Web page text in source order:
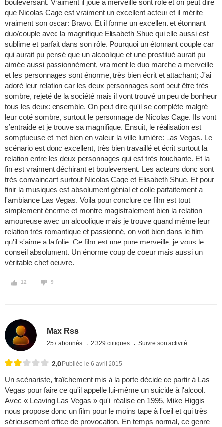
bouleversant. Vraiment il joue a merveille sont rôle et on peut dire
que Nicolas Cage est vraiment un excellent acteur et il mérite
vraiment son oscar: Bravo. Et il forme un excellent et étonnant
duo/couple avec la magnifique Elisabeth Shue qui elle aussi est
sublime et parfait dans son rôle. Pourquoi un étonnant couple car
qui aurait pu pensé que un alcoolique et une prostitué aurait pu
aimée aussi passionnément, vraiment le duo marche a merveille
et les personnages sont énorme, très bien écrit et attachant; J'ai
adoré leur relation car les deux personnages sont peut être très
sombre, rejeté de la société mais il vont trouvé un peu de bonheur
tous les deux: ensemble. On peut dire qu'il se complète malgré
leur coté sombre, surtout le personnage de Nicolas Cage. Ils vont
s’entraide et je trouve sa magnifique. Ensuit, le réalisation est
somptueuse et met bien en valeur la ville lumière: Las Vegas. Le
scénario est donc excellent, très bien travaillé et écrit surtout la
relation entre les deux personnages qui est très touchante. Et la
fin est vraiment déchirant et bouleversent. Les acteurs donc sont
très convaincant surtout Nicolas Cage et Elisabeth Shue. Et pour
finir la musiques est absolument génial et colle parfaitement a
l'ambiance Las Vegas. Voila pour conclure ce film est tout
simplement énorme et montre magistralement bien la relation
amoureuse avec un alcoolique mais je trouve quand même leur
relation très romantique et passionné, on voit bien dans le film
qu'il s'aime a la folie. Ce film est une pure merveille, je vous le
conseil absolument. Un énorme coup de coeur mais aussi un
véritable chef oeuvre.
12 9
Max Rss
257 abonnés 2 329 critiques Suivre son activité
2,0 Publiée le 6 avril 2015
Un scénariste, fraîchement mis à la porte décide de partir à Las
Vegas pour faire ce qu'il appelle lui-même un suicide à l'alcool.
Avec « Leaving Las Vegas » qu'il réalise en 1995, Mike Higgis
nous propose donc un film pour le moins tape à l'oeil et qui très
sérieusement office de provocation. En temps normal, ce genre